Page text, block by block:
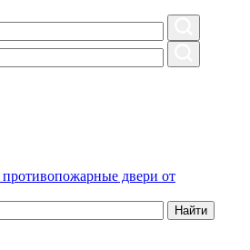
противопожарные двери от
Найти